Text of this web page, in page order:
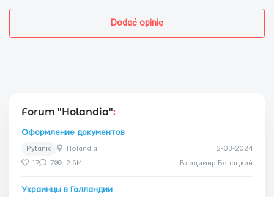
Dodać opinię
Forum "Holandia":
Оформление документов
Pytania Holandia 12-03-2024
17 7 2.6M Владимир Банацкий
Украинцы в Голландии